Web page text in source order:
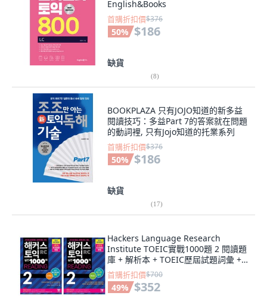
English&Books
首購折扣價$376
50% $186
缺貨
(8)
BOOKPLAZA 只有JOJO知道的新多益
閱讀技巧：多益Part 7的答案就在問題
的動詞裡, 只有Jojo知道的托業系列
首購折扣價$376
50% $186
缺貨
(17)
Hackers Language Research
Institute TOEIC實戰1000題 2 閱讀題
庫 + 解析本 + TOEIC歷屆試題詞彙 +
TOEIC FINAL命中模擬試題 + 雜誌 +
Hackers TOEIC Bigple使用券
首購折扣價$700
49% $352